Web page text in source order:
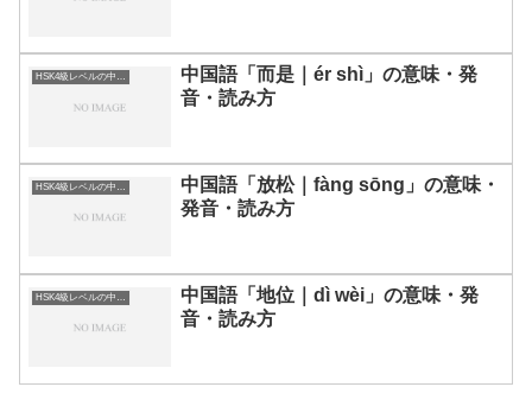
HSK4級レベルの中国語
中国語「而是｜ér shì」の意味・発
音・読み方
中国語「放松｜fàng sōng」の意味・
発音・読み方
中国語「地位｜dì wèi」の意味・発
音・読み方